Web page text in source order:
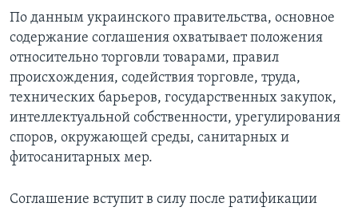
По данным украинского правительства, основное
содержание соглашения охватывает положения
относительно торговли товарами, правил
происхождения, содействия торговле, труда,
технических барьеров, государственных закупок,
интеллектуальной собственности, урегулирования
споров, окружающей среды, санитарных и
фитосанитарных мер.
Соглашение вступит в силу после ратификации